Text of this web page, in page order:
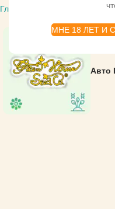
МНЕ 18 ЛЕТ И
Главная СЕМЕНА КОНОПЛИ
Авто